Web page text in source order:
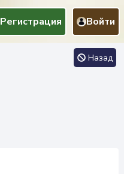
Регистрация Войти
Назад